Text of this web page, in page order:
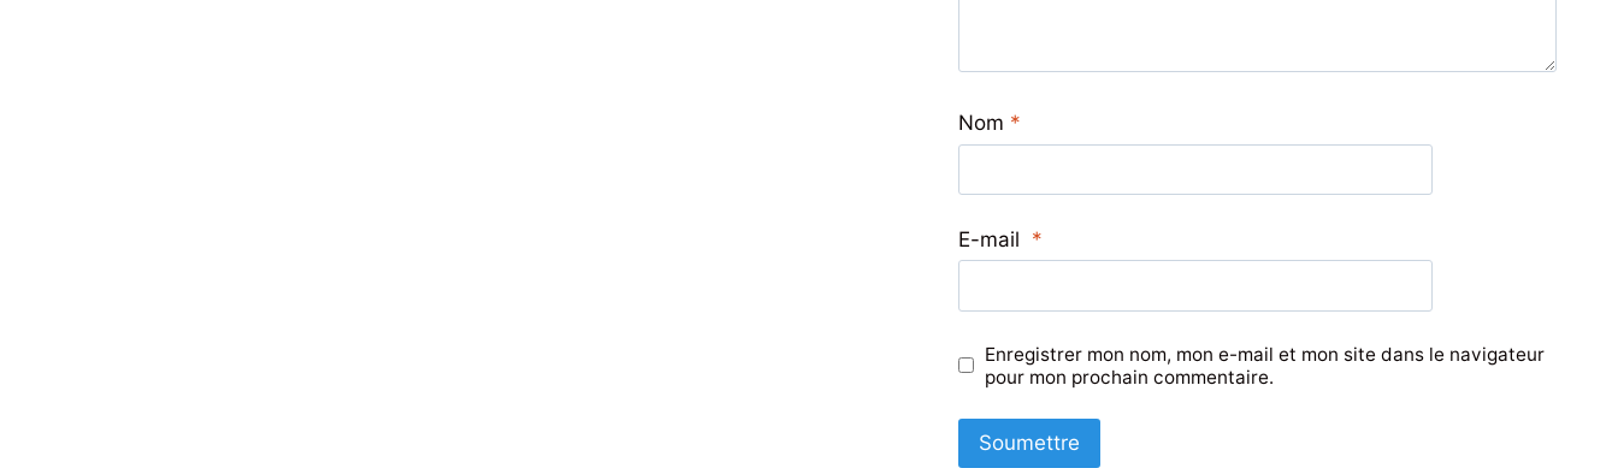
Nom *
E-mail *
Enregistrer mon nom, mon e-mail et mon site dans le navigateur
pour mon prochain commentaire.